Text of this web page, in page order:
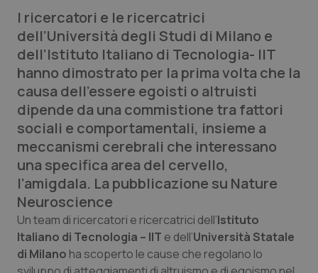
Lettere al direttore
Edizioni Regionali
QS Pro
Professionisti Sanitari.AI
Abruzzo
Basilicata
Calabria
Campania
QS Pro Gold
Artrite & artrosi
Asma & BPCO
Car-T
QS Club Newsletter
I ricercatori e le ricercatrici
dell’Università degli Studi di Milano e
dell’Istituto Italiano di Tecnologia- IIT
hanno dimostrato per la prima volta che la
causa dell’essere egoisti o altruisti
dipende da una commistione tra fattori
sociali e comportamentali, insieme a
meccanismi cerebrali che interessano
una specifica area del cervello,
l’amigdala. La pubblicazione su Nature
Neuroscience
Un team di ricercatori e ricercatrici dell’Istituto
Italiano di Tecnologia – IIT e dell’Università Statale
di Milano ha scoperto le cause che regolano lo